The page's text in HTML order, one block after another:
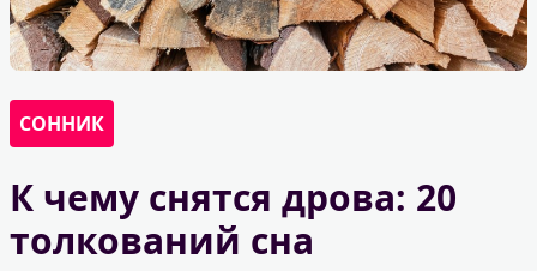
СОННИК
К чему снятся дрова: 20
толкований сна